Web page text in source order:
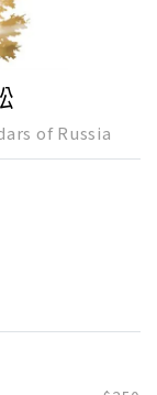
of Russia